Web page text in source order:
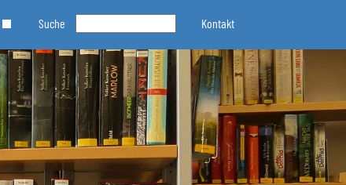
Suche Kontakt